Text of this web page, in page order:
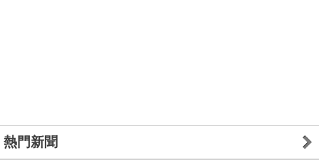
熱門新聞